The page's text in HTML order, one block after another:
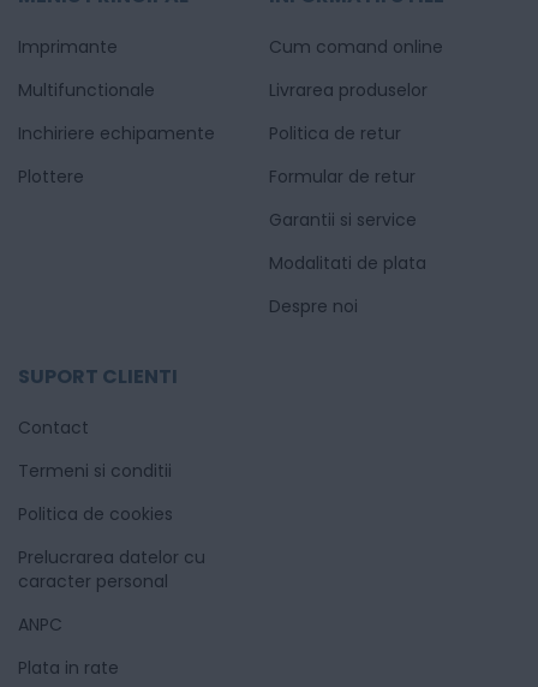
Imprimante
Multifunctionale
Inchiriere echipamente
Plottere
Cum comand online
Livrarea produselor
Politica de retur
Formular de retur
Garantii si service
Modalitati de plata
Despre noi
SUPORT CLIENTI
Contact
Termeni si conditii
Politica de cookies
Prelucrarea datelor cu
caracter personal
ANPC
Plata in rate